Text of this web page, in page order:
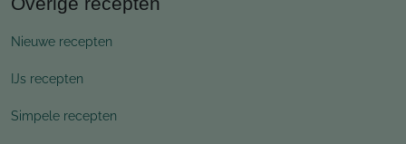
Nieuwe recepten
IJs recepten
Simpele recepten